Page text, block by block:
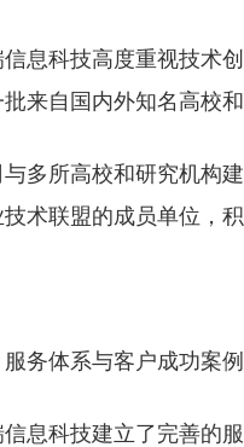
信息科技高度重视技术
批来自国内外知名高校
与多所高校和研究机构
术联盟的成员单位，
服务体系与客户成功案例
信息科技建立了完善的